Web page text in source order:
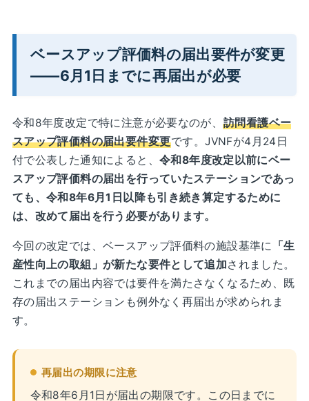
ベースアップ評価料の届出要件が変更
——6月1日までに再届出が必要
令和8年度改定で特に注意が必要なのが、訪問看護ベー
スアップ評価料の届出要件変更です。JVNFが4月24日
付で公表した通知によると、 令和8年度改定以前にベー
スアップ評価料の届出を行っていたステーションであっ
ても、令和8年6月1日以降も引き続き算定するために
は、改めて届出を行う必要があります。
今回の改定では、ベースアップ評価料の施設基準に 「生
産性向上の取組」が新たな要件として追加されました。
これまでの届出内容では要件を満たさなくなるため、既
存の届出ステーションも例外なく再届出が求められま
す。
再届出の期限に注意
令和8年6月1日が届出の期限です。この日までに